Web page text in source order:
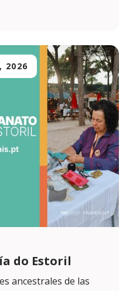
do Estoril
2026
ancestrales de las